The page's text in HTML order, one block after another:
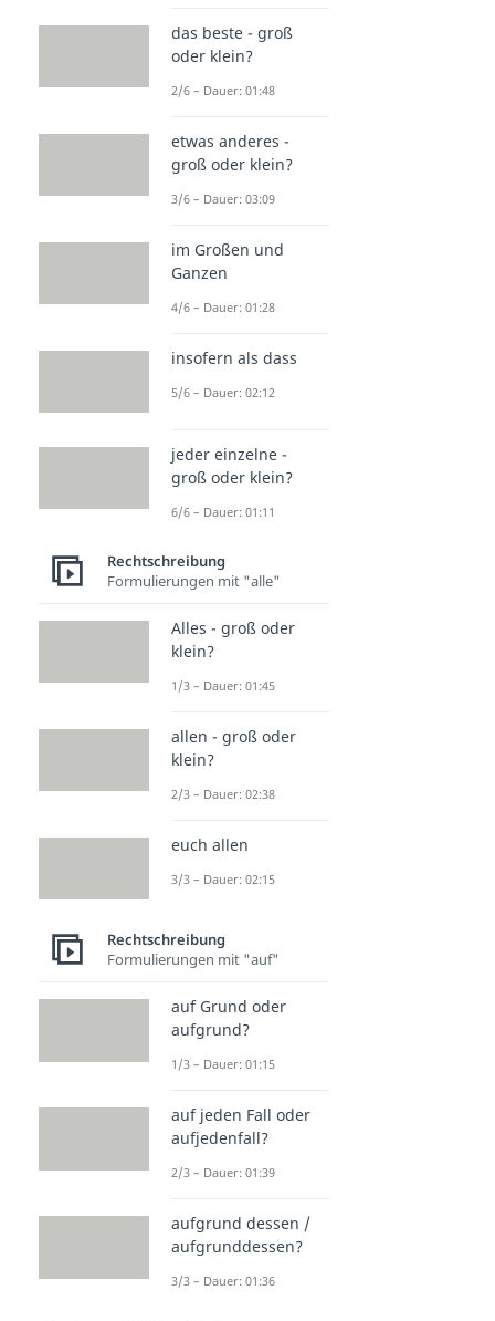
das beste - groß
oder klein?
2/6 – Dauer: 01:48
etwas anderes -
groß oder klein?
3/6 – Dauer: 03:09
im Großen und
Ganzen
4/6 – Dauer: 01:28
insofern als dass
5/6 – Dauer: 02:12
jeder einzelne -
groß oder klein?
6/6 – Dauer: 01:11
Rechtschreibung
Formulierungen mit "alle"
Alles - groß oder
klein?
1/3 – Dauer: 01:45
allen - groß oder
klein?
2/3 – Dauer: 02:38
euch allen
3/3 – Dauer: 02:15
Rechtschreibung
Formulierungen mit "auf"
auf Grund oder
aufgrund?
1/3 – Dauer: 01:15
auf jeden Fall oder
aufjedenfall?
2/3 – Dauer: 01:39
aufgrund dessen /
aufgrunddessen?
3/3 – Dauer: 01:36